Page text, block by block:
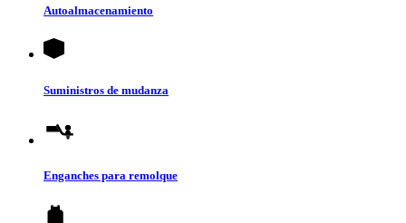
Autoalmacenamiento
Suministros de mudanza
Enganches para remolque